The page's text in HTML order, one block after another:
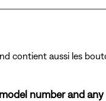
contient aussi les
number and